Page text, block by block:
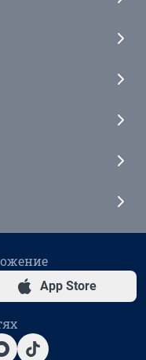
App Store